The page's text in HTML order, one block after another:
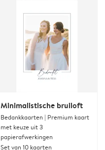
Minimalistische bruiloft
Bedankkaarten | Premium kaart
met keuze uit 3
papierafwerkingen
Set van 10 kaarten